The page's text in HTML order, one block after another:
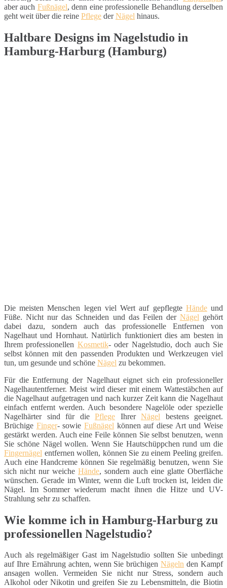
aber auch Fußnägel, denn eine professionelle Behandlung derselben
geht weit über die reine Pflege derNägel hinaus.
Haltbare Designs im Nagelstudio in
Hamburg-Harburg (Hamburg)
Die meisten Menschen legen viel Wert auf gepflegte Händeund
Füße. Nicht nur das Schneiden und das Feilen der Nägel gehört
dabei dazu, sondern auch das professionelle Entfernen von
Nagelhaut und Hornhaut. Natürlich funktioniert dies am besten in
Ihrem professionellen Kosmetik- oder Nagelstudio, doch auch Sie
selbst können mit den passenden Produkten und Werkzeugen viel
tun, um gesunde und schöne Nägel zu bekommen.
Für die Entfernung der Nagelhaut eignet sich ein professioneller
Nagelhautentferner. Meist wird dieser mit einem Wattestäbchen auf
die Nagelhaut aufgetragen und nach kurzer Zeit kann die Nagelhaut
einfach entfernt werden. Auch besondere Nagelöle oder spezielle
Nagelhärter sind für die Pflege Ihrer Nägel bestens geeignet.
Brüchige Finger- sowieFußnägel können auf diese Art und Weise
gestärkt werden. Auch eine Feile können Sie selbst benutzen, wenn
Sie schöne Nägel wollen. Wenn Sie Hautschüppchen rund um die
Fingernägel entfernen wollen, können Sie zu einem Peeling greifen.
Auch eine Handcreme können Sie regelmäßig benutzen, wenn Sie
sich nicht nur weiche Hände, sondern auch eine glatte Oberfläche
wünschen. Gerade im Winter, wenn die Luft trocken ist, leiden die
Nägel. Im Sommer wiederum macht ihnen die Hitze und UV-
Strahlung sehr zu schaffen.
Wie komme ich in Hamburg-Harburg zu
professionellen Nagelstudio?
Auch als regelmäßiger Gast im Nagelstudio sollten Sie unbedingt
auf Ihre Ernährung achten, wenn Sie brüchigenNägeln den Kampf
ansagen wollen. Vermeiden Sie nicht nur Stress, sondern auch
Alkohol oder Nikotin und greifen Sie zu Lebensmitteln, die Biotin